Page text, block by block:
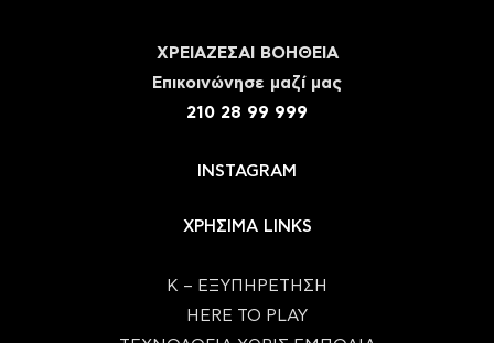
ΧΡΕΙΑΖΕΣΑΙ ΒΟΗΘΕΙΑ
Eπικοινώνησε μαζί μας
210 28 99 999
INSTAGRAM
ΧΡΗΣΙΜΑ LINKS
Κ – ΕΞΥΠΗΡΕΤΗΣΗ
HERE TO PLAY